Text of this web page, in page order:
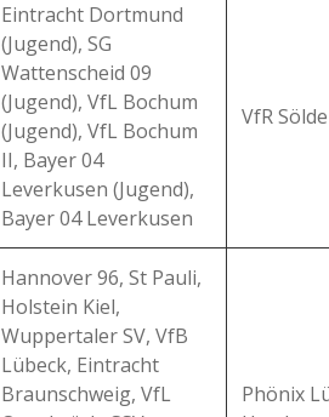
Eintracht Dortmund
(Jugend), SG
Wattenscheid 09
(Jugend), VfL Bochum
(Jugend), VfL Bochum
II, Bayer 04
Leverkusen (Jugend),
Bayer 04 Leverkusen
VfR Sölde
Hannover 96, St Pauli,
Holstein Kiel,
Wuppertaler SV, VfB
Lübeck, Eintracht
Braunschweig, VfL
Phönix